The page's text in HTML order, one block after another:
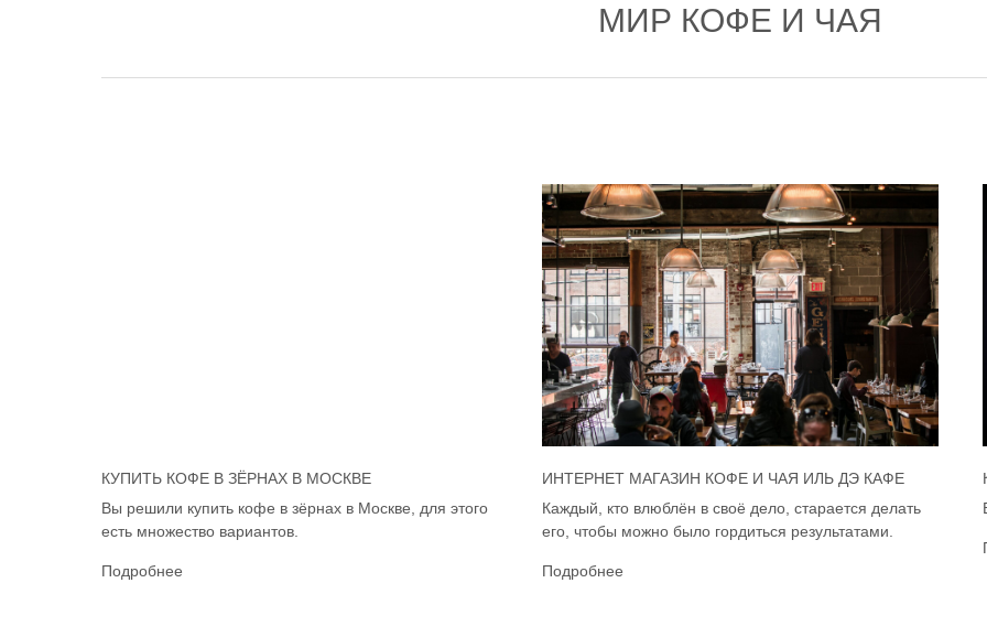
МИР КОФЕ И ЧАЯ
КУПИТЬ КОФЕ В ЗЁРНАХ В МОСКВЕ
Вы решили купить кофе в зёрнах в Москве, для этого
есть множество вариантов.
Подробнее
ИНТЕРНЕТ МАГАЗИН КОФЕ И ЧАЯ ИЛЬ ДЭ КАФЕ
Каждый, кто влюблён в своё дело, старается делать
его, чтобы можно было гордиться результатами.
Подробнее